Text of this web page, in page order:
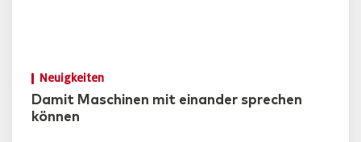
Neuigkeiten
Damit Maschinen mit einander sprechen
können